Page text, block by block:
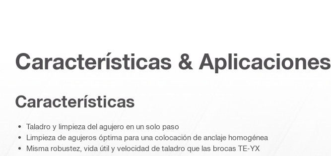
Características & Aplicaciones
Caracterí­sticas
Taladro y limpieza del agujero en un solo paso
Limpieza de agujeros óptima para una colocación de anclaje homogénea
Misma robustez, vida útil y velocidad de taladro que las brocas TE-YX